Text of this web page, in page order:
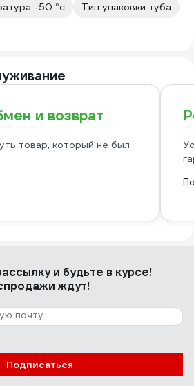
-50 °с
Тип упаковки туба
и возврат
товар, который не был
и будьте в курсе!
ждут!
Подписаться